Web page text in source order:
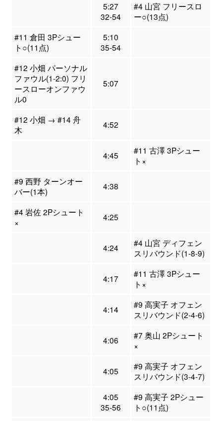
5:27
32-54
#4 山宮 フリースロ
ー○(13点)
#11 倉田 3Pシュー
ト○(11点)
5:10
35-54
#12 小畑 パーソナル
ファウル(1-2:0) フリ
ースローオンファウ
ル0
5:07
#12 小畑 → #14 舟
木
4:52
4:45
#11 古澤 3Pシュー
ト×
#9 西野 ターンオー
バー(1本)
4:38
#4 岩佐 2Pシュート
×
4:25
4:24
#4 山宮 ディフェン
スリバウンド(1-8-9)
4:17
#11 古澤 3Pシュー
ト×
4:14
#9 高実子 オフェン
スリバウンド(2-4-6)
4:06
#7 奥山 2Pシュート
×
4:05
#9 高実子 オフェン
スリバウンド(3-4-7)
4:05
35-56
#9 高実子 2Pシュー
ト○(11点)